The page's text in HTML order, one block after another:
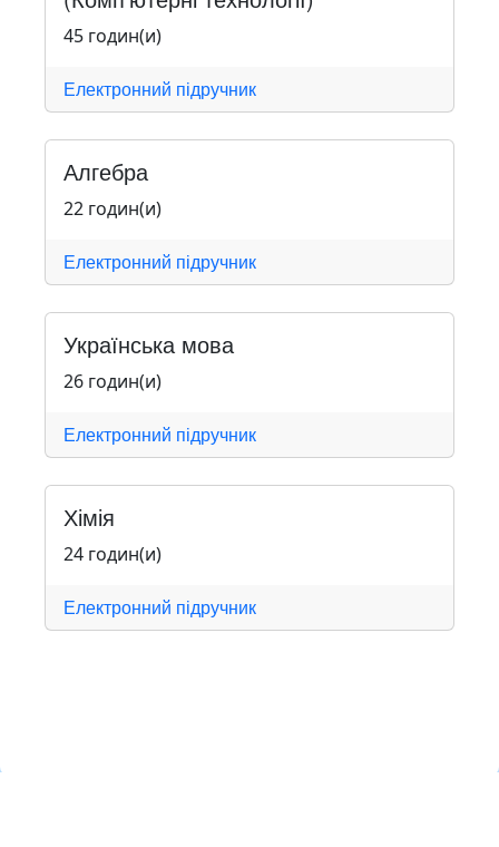
45 годин(и)
Електронний підручник
Алгебра
22 годин(и)
Електронний підручник
Українська мова
26 годин(и)
Електронний підручник
Хімія
24 годин(и)
Електронний підручник